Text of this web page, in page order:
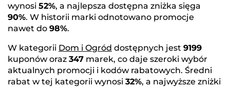
wynosi 52%, a najlepsza dostępna zniżka sięga
90%. W historii marki odnotowano promocje
nawet do 98%.
W kategorii Dom i Ogród dostępnych jest 9199
kuponów oraz 347 marek, co daje szeroki wybór
aktualnych promocji i kodów rabatowych. Średni
rabat w tej kategorii wynosi 32%, a najwyższe zniżki